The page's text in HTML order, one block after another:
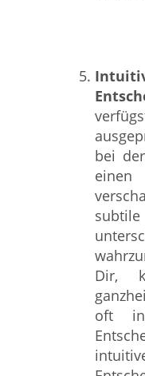
bei
einen
Dir,
oft